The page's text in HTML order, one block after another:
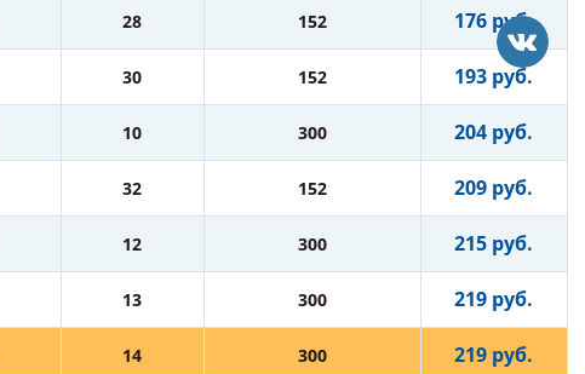
28 152 176 руб.
30 152 193 руб.
10 300 204 руб.
32 152 209 руб.
12 300 215 руб.
13 300 219 руб.
14 300 219 руб.